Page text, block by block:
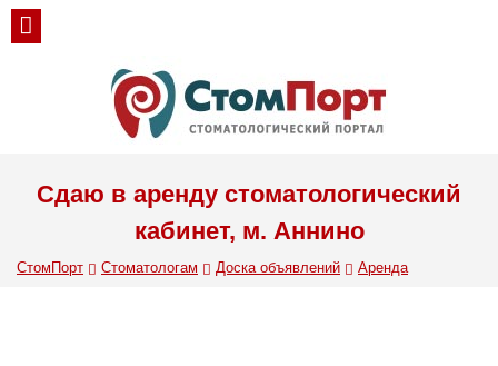
Сдаю в аренду стоматологический
кабинет, м. Аннино
СтомПорт Стоматологам Доска объявлений Аренда